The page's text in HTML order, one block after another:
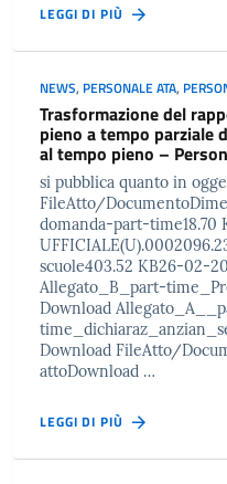
LEGGI DI PIÙ
NEWS, PERSONALE ATA,
Trasformazione del
pieno a tempo parziale
al tempo pieno –
si pubblica quanto in
FileAtto/
domanda-part-time18.70
scuole403.52 KB26-02-
Allegato_B_part-
Download
Download FileAtto/
attoDownload …
LEGGI DI PIÙ